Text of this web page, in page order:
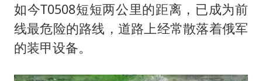
如今T0508短短两公里的距离，已成为前
线最危险的路线，道路上经常散落着俄军
的装甲设备。